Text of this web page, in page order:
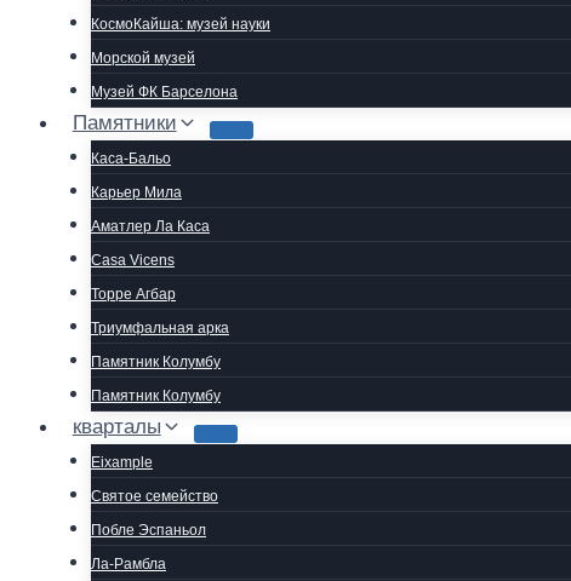
КосмоКайша: музей науки
Морской музей
Музей ФК Барселона
Памятники
Каса-Бальо
Карьер Мила
Аматлер Ла Каса
Casa Vicens
Торре Агбар
Триумфальная арка
Памятник Колумбу
Памятник Колумбу
кварталы
Eixample
Святое семейство
Побле Эспаньол
Ла-Рамбла